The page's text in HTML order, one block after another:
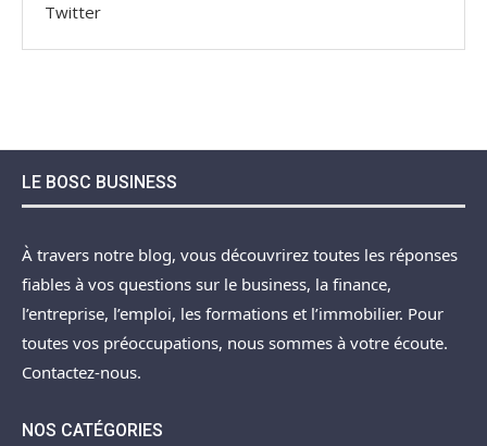
Twitter
LE BOSC BUSINESS
À travers notre blog, vous découvrirez toutes les réponses
fiables à vos questions sur le business, la finance,
l’entreprise, l’emploi, les formations et l’immobilier. Pour
toutes vos préoccupations, nous sommes à votre écoute.
Contactez-nous.
NOS CATÉGORIES